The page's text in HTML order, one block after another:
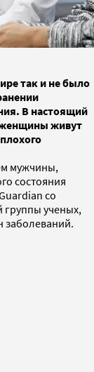
так и не было
В настоящий
женщины живут
мужчины,
состояния
со
ученых,
заболеваний.